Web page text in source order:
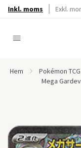
Inkl. moms Exkl.
Hem Pokémon TCG
Mega